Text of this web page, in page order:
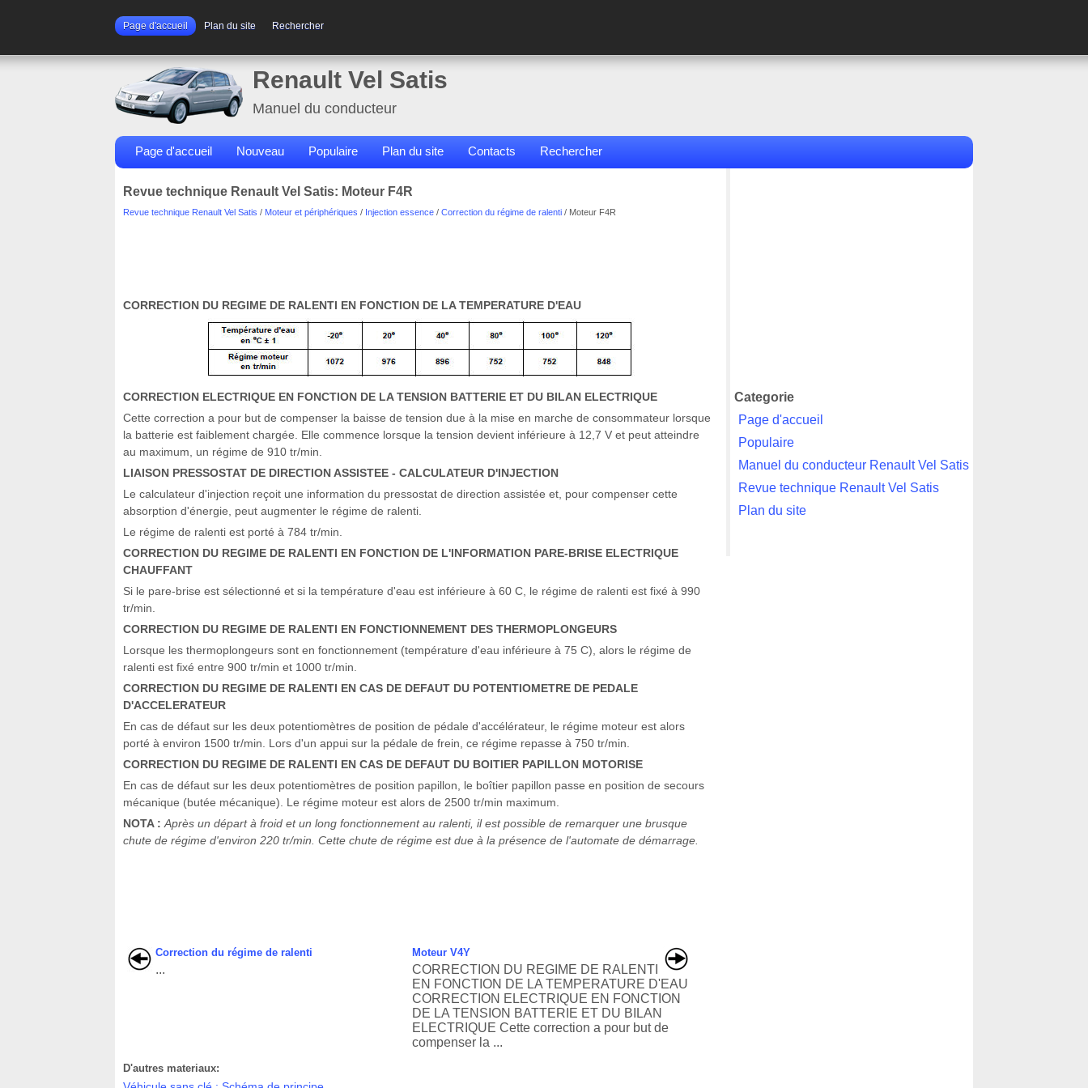
Page d'accueil Plan du site Rechercher
Renault Vel Satis
Manuel du conducteur
Page d'accueil Nouveau Populaire Plan du site Contacts Rechercher
Revue technique Renault Vel Satis: Moteur F4R
Revue technique Renault Vel Satis / Moteur et périphériques / Injection essence / Correction du régime de ralenti / Moteur F4R
CORRECTION DU REGIME DE RALENTI EN FONCTION DE LA TEMPERATURE D'EAU
CORRECTION ELECTRIQUE EN FONCTION DE LA TENSION BATTERIE ET DU BILAN ELECTRIQUE
Cette correction a pour but de compenser la baisse de tension due à la mise en marche de consommateur lorsque
la batterie est faiblement chargée. Elle commence lorsque la tension devient inférieure à 12,7 V et peut atteindre
au maximum, un régime de 910 tr/min.
LIAISON PRESSOSTAT DE DIRECTION ASSISTEE - CALCULATEUR D'INJECTION
Le calculateur d'injection reçoit une information du pressostat de direction assistée et, pour compenser cette
absorption d'énergie, peut augmenter le régime de ralenti.
Le régime de ralenti est porté à 784 tr/min.
CORRECTION DU REGIME DE RALENTI EN FONCTION DE L'INFORMATION PARE-BRISE ELECTRIQUE
CHAUFFANT
Si le pare-brise est sélectionné et si la température d'eau est inférieure à 60 C, le régime de ralenti est fixé à 990
tr/min.
CORRECTION DU REGIME DE RALENTI EN FONCTIONNEMENT DES THERMOPLONGEURS
Lorsque les thermoplongeurs sont en fonctionnement (température d'eau inférieure à 75 C), alors le régime de
ralenti est fixé entre 900 tr/min et 1000 tr/min.
CORRECTION DU REGIME DE RALENTI EN CAS DE DEFAUT DU POTENTIOMETRE DE PEDALE
D'ACCELERATEUR
En cas de défaut sur les deux potentiomètres de position de pédale d'accélérateur, le régime moteur est alors
porté à environ 1500 tr/min. Lors d'un appui sur la pédale de frein, ce régime repasse à 750 tr/min.
CORRECTION DU REGIME DE RALENTI EN CAS DE DEFAUT DU BOITIER PAPILLON MOTORISE
En cas de défaut sur les deux potentiomètres de position papillon, le boîtier papillon passe en position de secours
mécanique (butée mécanique). Le régime moteur est alors de 2500 tr/min maximum.
NOTA : Après un départ à froid et un long fonctionnement au ralenti, il est possible de remarquer une brusque
chute de régime d'environ 220 tr/min. Cette chute de régime est due à la présence de l'automate de démarrage.
Correction du régime de ralenti
...
Moteur V4Y
CORRECTION DU REGIME DE RALENTI
EN FONCTION DE LA TEMPERATURE D'EAU
CORRECTION ELECTRIQUE EN FONCTION
DE LA TENSION BATTERIE ET DU BILAN
ELECTRIQUE Cette correction a pour but de
compenser la ...
D'autres materiaux:
Categorie
Page d'accueil
Populaire
Manuel du conducteur Renault Vel Satis
Revue technique Renault Vel Satis
Plan du site